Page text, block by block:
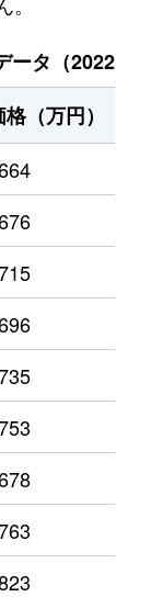
タ（2022年
（万円）